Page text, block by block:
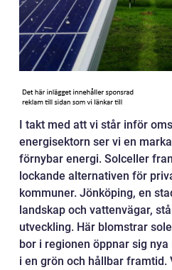
I takt med att vi står inför
energisektorn ser vi en
förnybar energi. Solceller
lockande alternativen för
kommuner. Jönköping, en
landskap och vattenvägar,
utveckling. Här blomstrar
bor i regionen öppnar sig
i en grön och hållbar framtid.